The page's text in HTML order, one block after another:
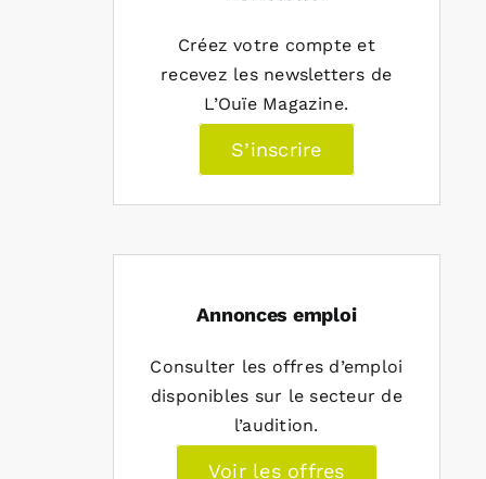
Créez votre compte et
recevez les newsletters de
L’Ouïe Magazine.
S’inscrire
Annonces emploi
Consulter les offres d’emploi
disponibles sur le secteur de
l’audition.
Voir les offres